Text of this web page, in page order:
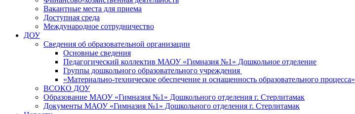
Вакантные места для приема
Доступная среда
Международное сотрудничество
ДОУ
Сведения об образовательной организации
Основные сведения
Педагогический коллектив МАОУ «Гимназия №1» Дошкольное отделение
Группы дошкольного образовательного учреждения
«Материально-техническое обеспечение и оснащенность образовательного процесса»
ВСОКО ДОУ
Образование МАОУ «Гимназия №1» Дошкольного отделения г. Стерлитамак
Документы МАОУ «Гимназия №1» Дошкольного отделения г. Стерлитамак